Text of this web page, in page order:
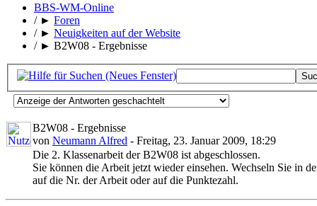
BBS-WM-Online
/ ► Foren
/ ► Neuigkeiten auf der Website
/ ► B2W08 - Ergebnisse
B2W08 - Ergebnisse
von Neumann Alfred - Freitag, 23. Januar 2009, 18:29
Die 2. Klassenarbeit der B2W08 ist abgeschlossen.
Sie können die Arbeit jetzt wieder einsehen. Wechseln Sie in
auf die Nr. der Arbeit oder auf die Punktezahl.